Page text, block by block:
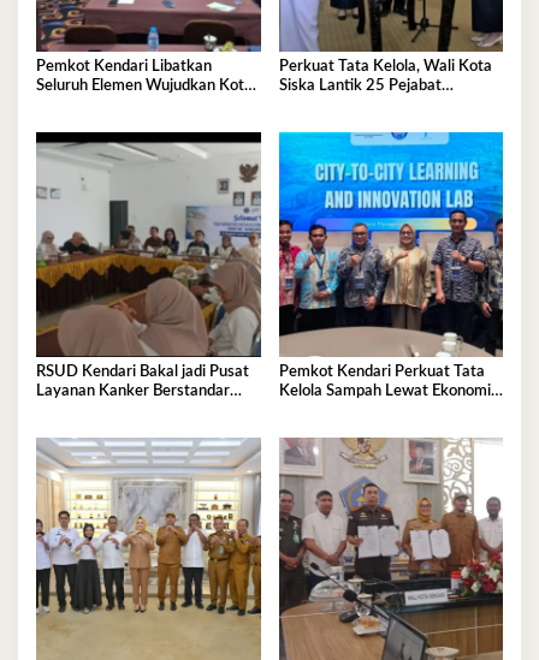
Pemkot Kendari Libatkan
Seluruh Elemen Wujudkan Kota
Perkuat Tata Kelola, Wali Kota
Siska Lantik 25 Pejabat
RSUD Kendari Bakal jadi Pusat
Layanan Kanker Berstandar
Pemkot Kendari Perkuat Tata
Kelola Sampah Lewat Ekonomi